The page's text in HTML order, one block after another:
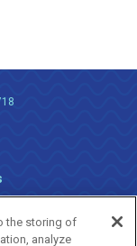
the storing of
analyze